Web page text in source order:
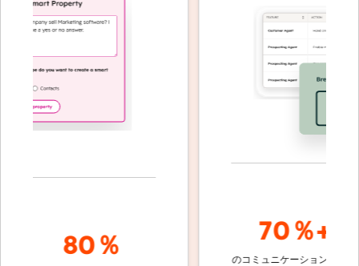
80％ 70％+
のコミュニケーションを自動